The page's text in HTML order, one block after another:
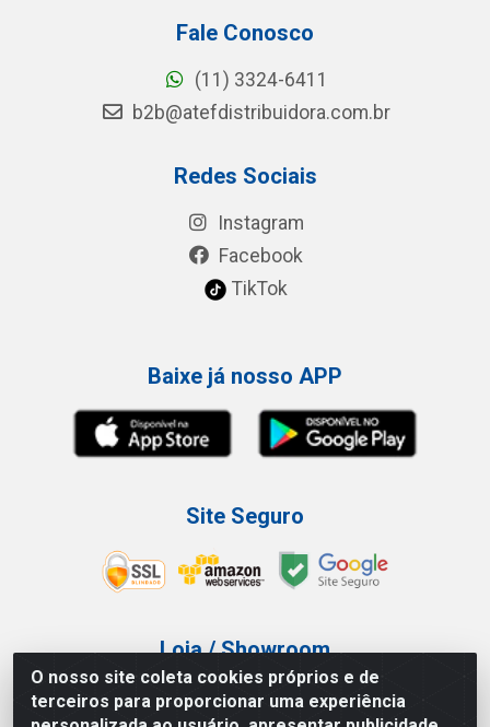
O nosso site coleta cookies próprios e de
terceiros para proporcionar uma experiência
Fale Conosco
(11) 3324-6411
b2b@atefdistribuidora.com.br
Redes Sociais
Instagram
Facebook
TikTok
Baixe já nosso APP
Site Seguro
Loja / Showroom
Tel.: (11) 3227-0546
Av Vautier, 587/597 - Pari - São Paulo/SP